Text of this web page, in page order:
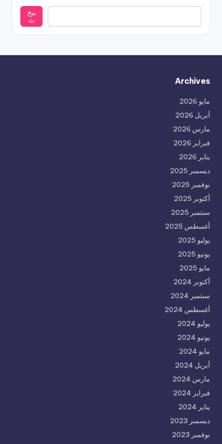
يبح
ث
Archives
مايو 2026
أبريل 2026
مارس 2026
فبراير 2026
يناير 2026
ديسمبر 2025
نوفمبر 2025
أكتوبر 2025
سبتمبر 2025
أغسطس 2025
يوليو 2025
يونيو 2025
مايو 2025
أكتوبر 2024
سبتمبر 2024
أغسطس 2024
يوليو 2024
يونيو 2024
مايو 2024
أبريل 2024
مارس 2024
فبراير 2024
يناير 2024
ديسمبر 2023
نوفمبر 2023